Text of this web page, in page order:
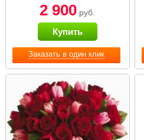
Заказать в один клик
2 900 руб.
Купить